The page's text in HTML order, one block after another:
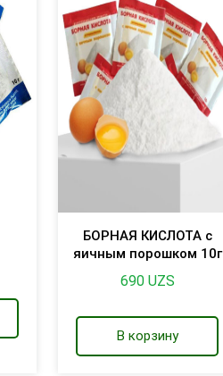
БОРНАЯ КИСЛОТА с
яичным порошком 10г
690 UZS
В корзину